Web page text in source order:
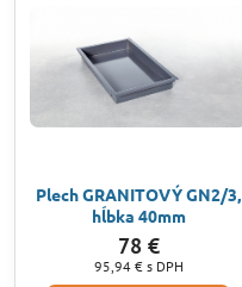
Plech GRANITOVÝ GN2/3,
hĺbka 40mm
78 €
95,94 € s DPH